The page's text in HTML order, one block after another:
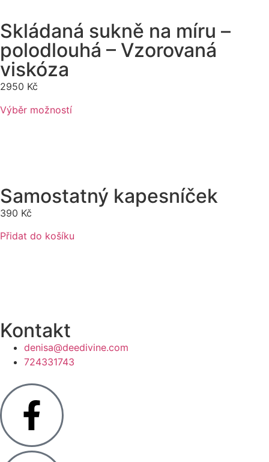
Skládaná sukně na míru –
polodlouhá – Vzorovaná
viskóza
2950 Kč
Výběr možností
Samostatný kapesníček
390 Kč
Přidat do košíku
Kontakt
denisa@deedivine.com
724331743